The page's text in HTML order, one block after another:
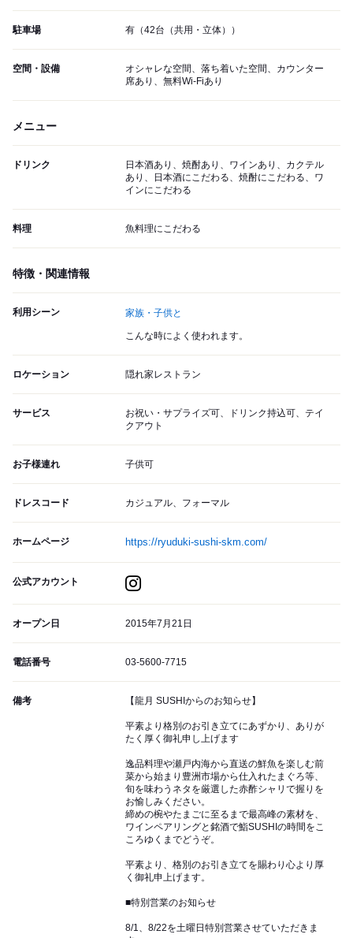
駐車場 有（42台（共用・立体））
空間・設備
オシャレな空間、落ち着いた空間、カウンター
席あり、無料Wi-Fiあり
メニュー
ドリンク
日本酒あり、焼酎あり、ワインあり、カクテル
あり、日本酒にこだわる、焼酎にこだわる、ワ
インにこだわる
料理 魚料理にこだわる
特徴・関連情報
利用シーン 家族・子供と
こんな時によく使われます。
ロケーション 隠れ家レストラン
サービス
お祝い・サプライズ可、ドリンク持込可、テイ
クアウト
お子様連れ 子供可
ドレスコード カジュアル、フォーマル
ホームページ https://ryuduki-sushi-skm.com/
公式アカウント
オープン日 2015年7月21日
電話番号 03-5600-7715
備考 【龍月 SUSHIからのお知らせ】
平素より格別のお引き立てにあずかり、ありが
たく厚く御礼申し上げます
逸品料理や瀬戸内海から直送の鮮魚を楽しむ前
菜から始まり豊洲市場から仕入れたまぐろ等、
旬を味わうネタを厳選した赤酢シャリで握りを
お愉しみください。
締めの椀やたまごに至るまで最高峰の素材を、
ワインペアリングと銘酒で鮨SUSHIの時間をこ
ころゆくまでどうぞ。
平素より、格別のお引き立てを賜わり心より厚
く御礼申上げます。
■特別営業のお知らせ
8/1、8/22を土曜日特別営業させていただきま